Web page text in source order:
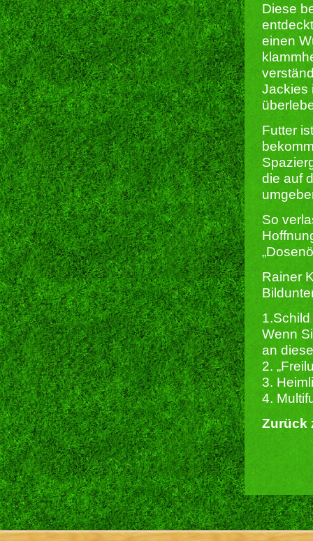
Diese
einen
Jackies
Futter
die auf
So
Rainer
Wenn
an
2.
3.
4.
Zurück